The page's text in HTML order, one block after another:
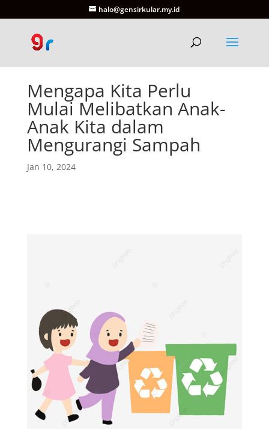
halo@gensirkular.my.id
Mengapa Kita Perlu
Mulai Melibatkan Anak-
Anak Kita dalam
Mengurangi Sampah
Jan 10, 2024